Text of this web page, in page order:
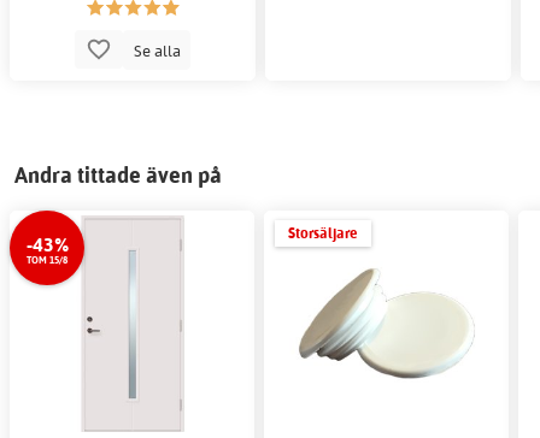
Se alla
Andra tittade även på
-43%
TOM 15/8
Storsäljare